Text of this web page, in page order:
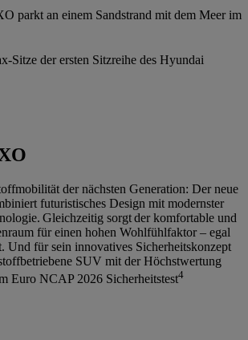
der nächsten Generation: Der neue
futuristisches Design mit modernster
Gleichzeitig sorgt der komfortable und
für einen hohen Wohlfühlfaktor – egal
Und für sein innovatives Sicherheitskonzept
SUV mit der Höchstwertung
Euro NCAP 2026 Sicherheitstest4